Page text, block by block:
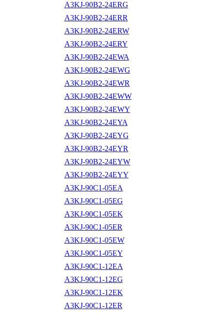
A3KJ-90B2-24ERG
A3KJ-90B2-24ERR
A3KJ-90B2-24ERW
A3KJ-90B2-24ERY
A3KJ-90B2-24EWA
A3KJ-90B2-24EWG
A3KJ-90B2-24EWR
A3KJ-90B2-24EWW
A3KJ-90B2-24EWY
A3KJ-90B2-24EYA
A3KJ-90B2-24EYG
A3KJ-90B2-24EYR
A3KJ-90B2-24EYW
A3KJ-90B2-24EYY
A3KJ-90C1-05EA
A3KJ-90C1-05EG
A3KJ-90C1-05EK
A3KJ-90C1-05ER
A3KJ-90C1-05EW
A3KJ-90C1-05EY
A3KJ-90C1-12EA
A3KJ-90C1-12EG
A3KJ-90C1-12EK
A3KJ-90C1-12ER